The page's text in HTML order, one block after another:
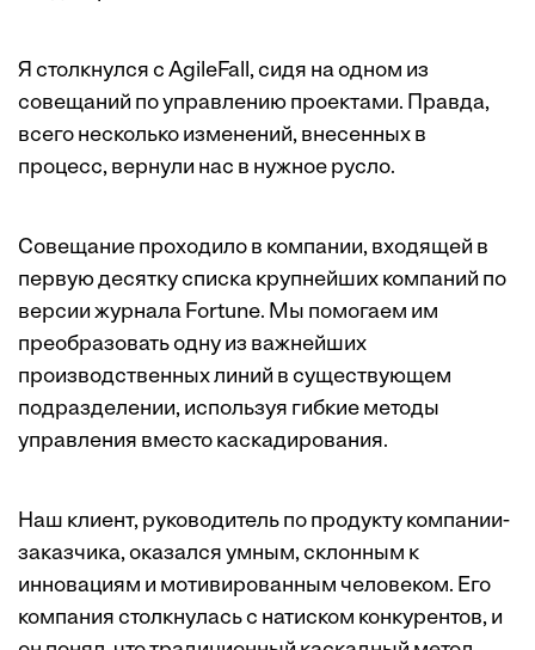
Я столкнулся с AgileFall, сидя на одном из
совещаний по управлению проектами. Правда,
всего несколько изменений, внесенных в
процесс, вернули нас в нужное русло.
Совещание проходило в компании, входящей в
первую десятку списка крупнейших компаний по
версии журнала Fortune. Мы помогаем им
преобразовать одну из важнейших
производственных линий в существующем
подразделении, используя гибкие методы
управления вместо каскадирования.
Наш клиент, руководитель по продукту компании-
заказчика, оказался умным, склонным к
инновациям и мотивированным человеком. Его
компания столкнулась с натиском конкурентов, и